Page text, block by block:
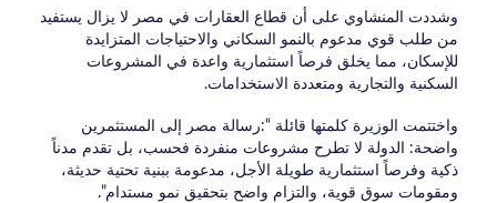
وشددت المنشاوي على أن قطاع العقارات في مصر لا يزال يستفيد
من طلب قوي مدعوم بالنمو السكاني والاحتياجات المتزايدة
للإسكان، مما يخلق فرصاً استثمارية واعدة في المشروعات
السكنية والتجارية ومتعددة الاستخدامات.
واختتمت الوزيرة كلمتها قائلة “:رسالة مصر إلى المستثمرين
واضحة: الدولة لا تطرح مشروعات منفردة فحسب، بل تقدم مدناً
ذكية وفرصاً استثمارية طويلة الأجل، مدعومة ببنية تحتية حديثة،
ومقومات سوق قوية، والتزام واضح بتحقيق نمو مستدام”.